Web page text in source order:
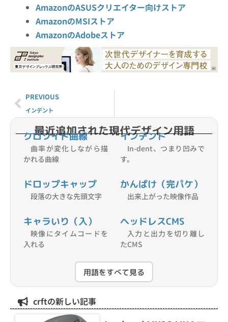
AmazonのASUSクリエイター向けストア
AmazonのMSIストア
AmazonのAdobeストア
PREVIOUS
インデント
最近追加された現代デザイン用語
クロソイド曲線
曲率が変化しながら描
かれる曲線
インデント
In-dent、つまり凹みで
す。
ドロップキャップ
段落の大きな先頭文字
かんぱけ（完パケ）
出来上がった映像作品
キャラいり（入）
映像にタイムコードを
入れる
ヘッドレスCMS
入力と出力を切り離し
たCMS
用語をすべて見る
crftの新しい記事